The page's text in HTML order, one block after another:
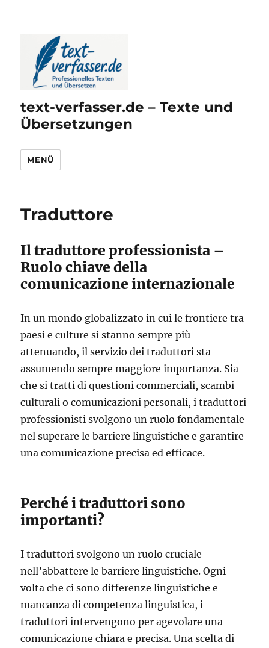
text-verfasser.de – Texte und
Übersetzungen
MENÜ
Traduttore
Il traduttore professionista –
Ruolo chiave della
comunicazione internazionale
In un mondo globalizzato in cui le frontiere tra
paesi e culture si stanno sempre più
attenuando, il servizio dei traduttori sta
assumendo sempre maggiore importanza. Sia
che si tratti di questioni commerciali, scambi
culturali o comunicazioni personali, i traduttori
professionisti svolgono un ruolo fondamentale
nel superare le barriere linguistiche e garantire
una comunicazione precisa ed efficace.
Perché i traduttori sono
importanti?
I traduttori svolgono un ruolo cruciale
nell’abbattere le barriere linguistiche. Ogni
volta che ci sono differenze linguistiche e
mancanza di competenza linguistica, i
traduttori intervengono per agevolare una
comunicazione chiara e precisa. Una scelta di